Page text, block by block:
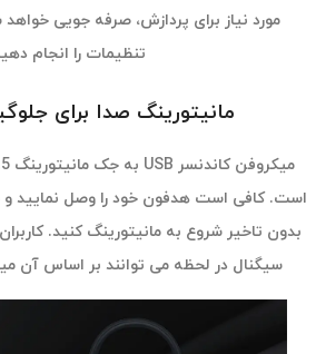
مورد نیاز برای پردازش، صرفه جویی
تنظیمات را انجام
مانیتورینگ صدا برای
است. کافی است هدفون خود را وصل نمایید
بدون تاخیر شروع به مانیتورینگ کنید.
سیگنال در لحظه می توانند بر اساس آن